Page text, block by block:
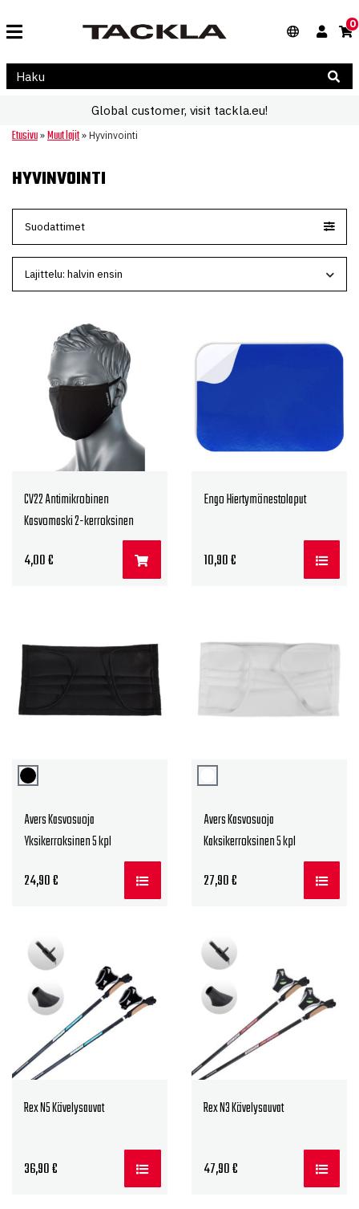
0
Global customer, visit tackla.eu!
Etusivu » Muut lajit » Hyvinvointi
HYVINVOINTI
Suodattimet
CV22 Antimikrobinen
Kasvomaski 2-kerroksinen
4,00€
Engo Hiertymänestolaput
10,90€
Avers Kasvosuoja
Yksikerroksinen 5 kpl
24,90€
Avers Kasvosuoja
Kaksikerroksinen 5 kpl
27,90€
Rex N5 Kävelysauvat
36,90€
Rex N3 Kävelysauvat
47,90€